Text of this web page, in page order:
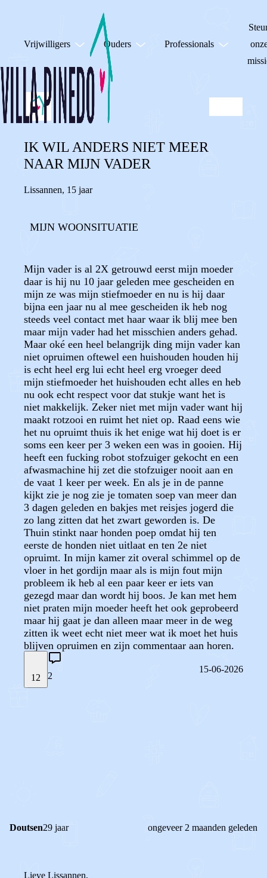
Vrijwilligers Ouders Professionals
IK WIL ANDERS NIET MEER
NAAR MIJN VADER
Lissannen, 15 jaar
MIJN WOONSITUATIE
Mijn vader is al 2X getrouwd eerst mijn moeder
daar is hij nu 10 jaar geleden mee gescheiden en
mijn ze was mijn stiefmoeder en nu is hij daar
bijna een jaar nu al mee gescheiden ik heb nog
steeds veel contact met haar waar ik blij mee ben
maar mijn vader had het misschien anders gehad.
Maar oké een heel belangrijk ding mijn vader kan
niet opruimen oftewel een huishouden houden hij
is echt heel erg lui echt heel erg vroeger deed
mijn stiefmoeder het huishouden echt alles en heb
nu ook echt respect voor dat stukje want het is
niet makkelijk. Zeker niet met mijn vader want hij
maakt rotzooi en ruimt het niet op. Raad eens wie
het nu opruimt thuis ik het enige wat hij doet is er
soms een keer per 3 weken een was in gooien. Hij
heeft een fucking robot stofzuiger gekocht en een
afwasmachine hij zet die stofzuiger nooit aan en
de vaat 1 keer per week. En als je in de panne
kijkt zie je nog zie je tomaten soep van meer dan
3 dagen geleden en bakjes met reisjes jogerd die
zo lang zitten dat het zwart geworden is. De
Thuin stinkt naar honden poep omdat hij ten
eerste de honden niet uitlaat en ten 2e niet
opruimt. In mijn kamer zit overal schimmel op de
vloer in het gordijn maar als is mijn fout mijn
probleem ik heb al een paar keer er iets van
gezegd maar dan wordt hij boos. Je kan met hem
niet praten mijn moeder heeft het ook geprobeerd
maar hij gaat je dan alleen maar meer in de weg
zitten ik weet echt niet meer wat ik moet het huis
blijven opruimen en zijn commentaar aan horen.
12 2
15-06-2026
Doutsen29 jaar ongeveer 2 maanden geleden
Lieve Lissannen,